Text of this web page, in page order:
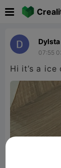
Dylsta
07:55
Hi it’s a ice